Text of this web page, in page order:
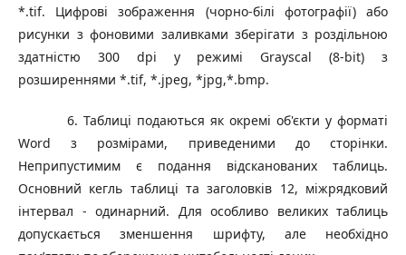
*.tif. Цифрові зображення (чорно-білі фотографії) або
рисунки з фоновими заливками зберігати з роздільною
здатністю 300 dpi у режимі Grayscal (8-bit) з
розширеннями *.tif, *.jpeg, *jpg,*.bmp.
6. Таблиці подаються як окремі об'єкти у форматі
Word з розмірами, приведеними до сторінки.
Неприпустимим є подання відсканованих таблиць.
Основний кегль таблиці та заголовків 12, міжрядковий
інтервал - одинарний. Для особливо великих таблиць
допускається зменшення шрифту, але необхідно